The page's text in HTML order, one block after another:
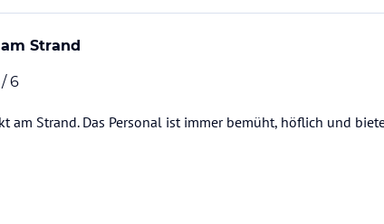
Strand
/ 6
am Strand. Das Personal ist immer bemüht, höflich und